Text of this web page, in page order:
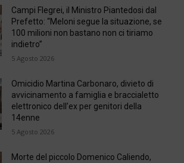
Campi Flegrei, il Ministro Piantedosi dal
Prefetto: “Meloni segue la situazione, se
100 milioni non bastano non ci tiriamo
indietro”
5 Agosto 2026
Omicidio Martina Carbonaro, divieto di
avvicinamento a famiglia e braccialetto
elettronico dell’ex per genitori della
14enne
5 Agosto 2026
Morte del piccolo Domenico Caliendo,